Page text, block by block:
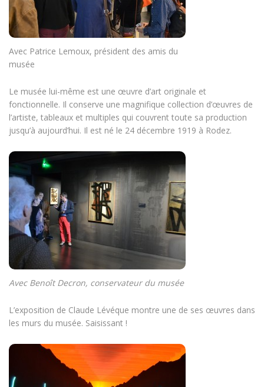
Avec Patrice Lemoux, président des amis du
musée
Le musée lui-même est une œuvre d’art originale et
fonctionnelle. Il conserve une magnifique collection d’œuvres de
l’artiste, tableaux et multiples qui couvrent toute sa production
jusqu’à aujourd’hui. Il est né le 24 décembre 1919 à Rodez.
Avec Benoît Decron, conservateur du musée
L’exposition de Claude Lévéque montre une de ses œuvres dans
les murs du musée. Saisissant !